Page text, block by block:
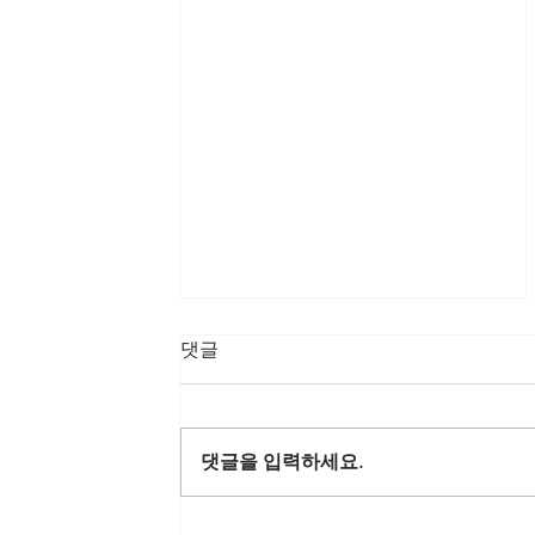
2021년 유아과정 수료식
댓글
댓글을 입력하세요.